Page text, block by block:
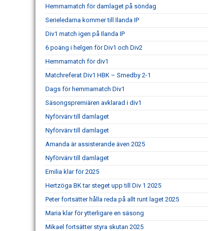
Hemmamatch för damlaget på söndag
Serieledarna kommer till Ilanda IP
Div1 match igen på Ilanda IP
6 poäng i helgen för Div1 och Div2
Hemmamatch för div1
Matchreferat Div1 HBK – Smedby 2-1
Dags för hemmamatch Div1
Säsongspremiären avklarad i div1
Nyförvärv till damlaget
Nyförvärv till damlaget
Amanda är assisterande även 2025
Nyförvärv till damlaget
Emilia klar för 2025
Hertzöga BK tar steget upp till Div 1 2025
Peter fortsätter hålla reda på allt runt laget 2025
Maria klar för ytterligare en säsong
Mikael fortsätter styra skutan 2025